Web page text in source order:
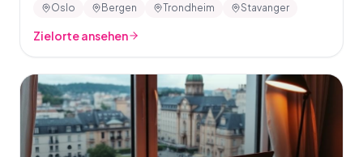
Oslo Bergen Trondheim Stavanger
Zielorte ansehen